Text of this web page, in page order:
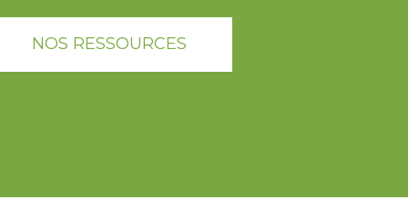
NOS RESSOURCES